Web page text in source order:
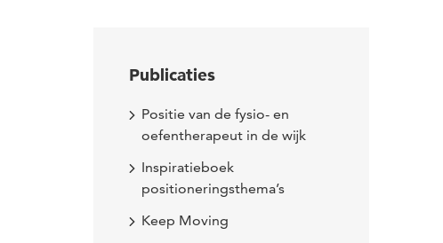
Publicaties
Positie van de fysio- en
oefentherapeut in de wijk
Inspiratieboek
positioneringsthema’s
Keep Moving